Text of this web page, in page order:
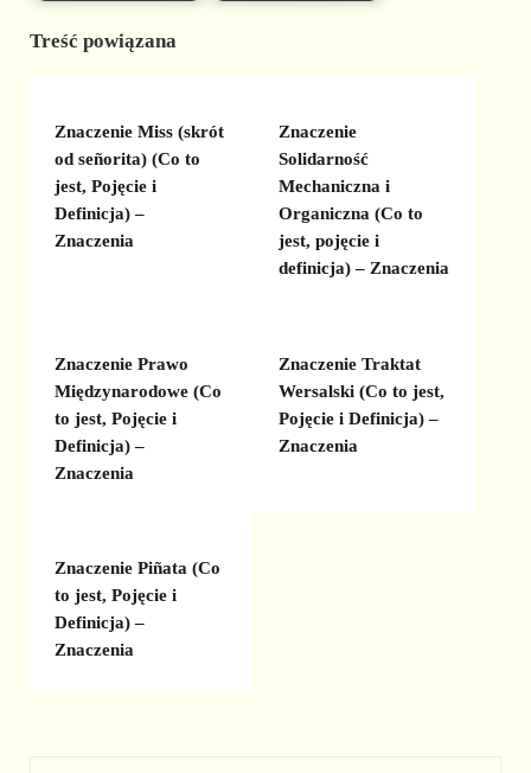
Treść powiązana
Znaczenie Miss (skrót
od señorita) (Co to
jest, Pojęcie i
Definicja) –
Znaczenia
Znaczenie
Solidarność
Mechaniczna i
Organiczna (Co to
jest, pojęcie i
definicja) – Znaczenia
Znaczenie Prawo
Międzynarodowe (Co
to jest, Pojęcie i
Definicja) –
Znaczenia
Znaczenie Traktat
Wersalski (Co to jest,
Pojęcie i Definicja) –
Znaczenia
Znaczenie Piñata (Co
to jest, Pojęcie i
Definicja) –
Znaczenia